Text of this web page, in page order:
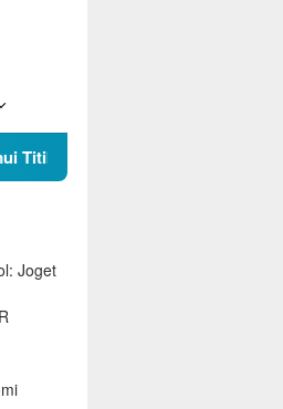
Tokoh Pemuda Pertanyakan
Joget